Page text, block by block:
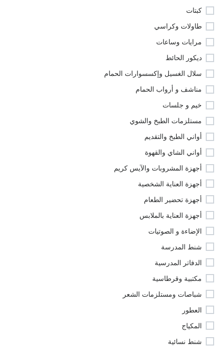
كبتات
طاولات وكراسي
مرايات وساعات
ديكور الحائط
سلال الغسيل وإكسسوارات الحمام
مناشف و أرواب الحمام
خيم و جلسات
مستلزمات الطبخ والشوي
أواني الطبخ والتقديم
أواني الشاي والقهوة
أجهزة المشروبات والآيس كريم
أجهزة العناية الشخصية
أجهزة تحضير الطعام
أجهزة العناية بالملابس
الإضاءة و الصوتيات
شنط المدرسة
الدفاتر المدرسية
مكتبية وقرطاسية
شباصات ومستلزمات الشعر
العطور
المكياج
شنط نسائية